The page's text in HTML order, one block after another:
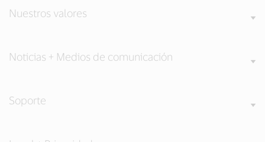
Nuestros valores
Noticias + Medios de comunicación
Soporte